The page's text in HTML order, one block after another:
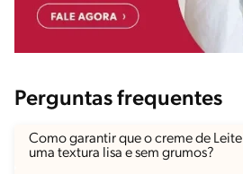
Perguntas frequentes
Como garantir que o creme de
uma textura lisa e sem grumos?